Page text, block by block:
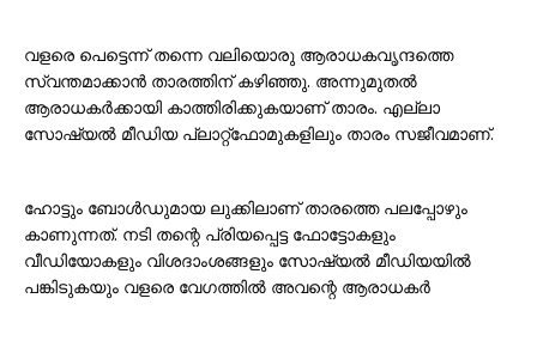
വളരെ പെട്ടെന്ന് തന്നെ വലിയൊരു ആരാധകവൃന്ദത്തെ
സ്വന്തമാക്കാൻ താരത്തിന് കഴിഞ്ഞു. അന്നുമുതൽ
ആരാധകർക്കായി കാത്തിരിക്കുകയാണ് താരം. എല്ലാ
സോഷ്യൽ മീഡിയ പ്ലാറ്റ്‌ഫോമുകളിലും താരം സജീവമാണ്.
ഹോട്ടും ബോൾഡുമായ ലുക്കിലാണ് താരത്തെ പലപ്പോഴും
കാണുന്നത്. നടി തന്റെ പ്രിയപ്പെട്ട ഫോട്ടോകളും
വീഡിയോകളും വിശദാംശങ്ങളും സോഷ്യൽ മീഡിയയിൽ
പങ്കിടുകയും വളരെ വേഗത്തിൽ അവന്റെ ആരാധകർ